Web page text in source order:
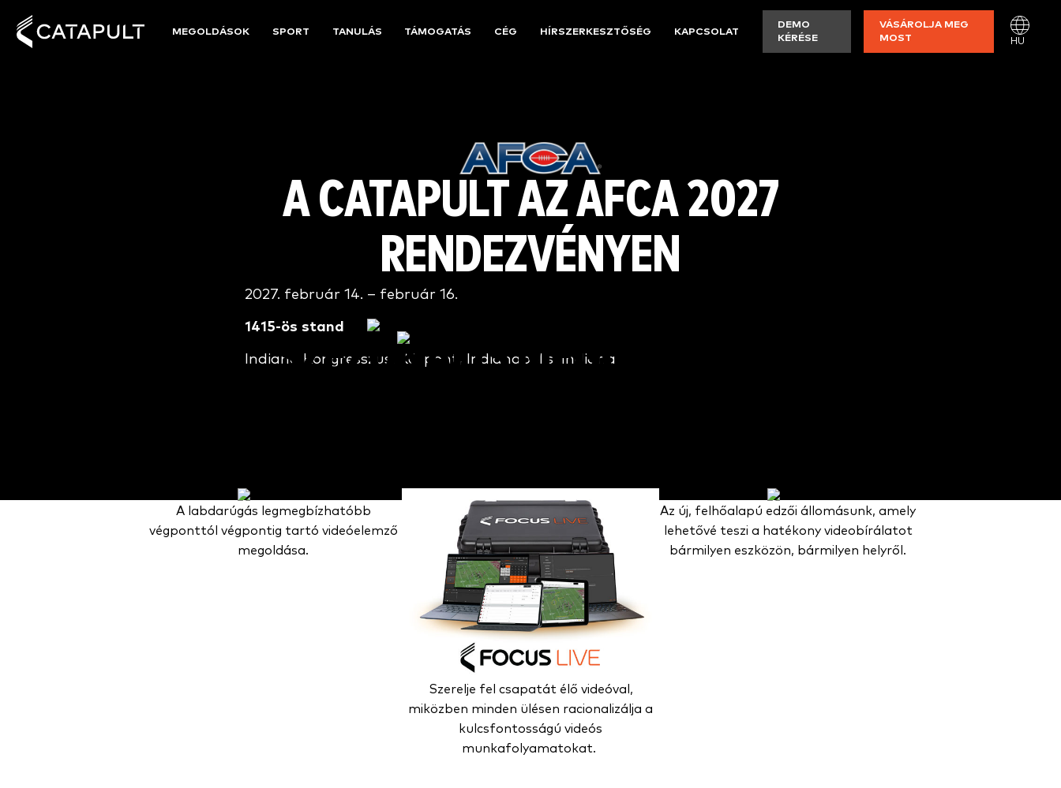
MEGOLDÁSOK SPORT TANULÁS TÁMOGATÁS CÉG HÍRSZERKESZTŐSÉG KAPCSOLAT
DEMO
KÉRÉSE
VÁSÁROLJA MEG
MOST
HU
A CATAPULT AZ AFCA 2027
RENDEZVÉNYEN
2027. február 14. – február 16.
1415-ös stand
Indiana Kongresszusi Központ, Indianapolis, Indiana
SZEZONÁLIS MEGOLDÁSOK
A labdarúgás legmegbízhatóbb
végponttól végpontig tartó videóelemző
megoldása.
Szerelje fel csapatát élő videóval,
miközben minden ülésen racionalizálja a
kulcsfontosságú videós
munkafolyamatokat.
Az új, felhőalapú edzői állomásunk, amely
lehetővé teszi a hatékony videobírálatot
bármilyen eszközön, bármilyen helyről.